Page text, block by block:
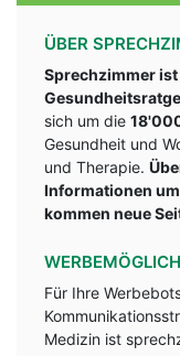
ÜBER
Sprechzimmer
sich um die
Gesundheit und
und Therapie.
Informationen
kommen neue
Für Ihre
Medizin ist